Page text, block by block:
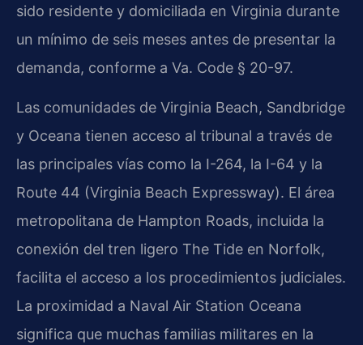
sido residente y domiciliada en Virginia durante
un mínimo de seis meses antes de presentar la
demanda, conforme a Va. Code § 20-97.
Las comunidades de Virginia Beach, Sandbridge
y Oceana tienen acceso al tribunal a través de
las principales vías como la I-264, la I-64 y la
Route 44 (Virginia Beach Expressway). El área
metropolitana de Hampton Roads, incluida la
conexión del tren ligero The Tide en Norfolk,
facilita el acceso a los procedimientos judiciales.
La proximidad a Naval Air Station Oceana
significa que muchas familias militares en la